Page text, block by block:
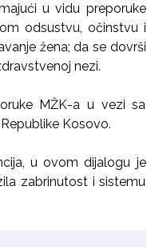
u vidu preporuke
odsustvu, očinstvu i
žena; da se dovrši
nezi.
MŽK-a u vezi sa
Kosovo.
u ovom dijalogu je
zabrinutost i sistemu